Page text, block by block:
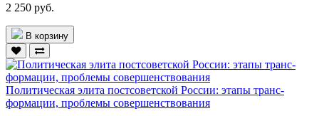
2 250 руб.
В корзину
Политическая элита постсоветской России: этапы транс-
формации, проблемы совершенствования